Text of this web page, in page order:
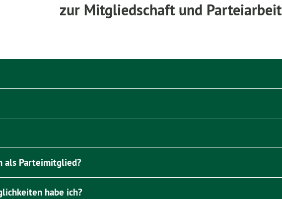
zur Mitgliedschaft und Parteiarbeit
als Parteimitglied?
habe ich?